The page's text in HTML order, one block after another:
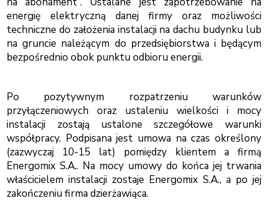
energię elektryczną danej firmy oraz możliwości
techniczne do założenia instalacji na dachu budynku lub
na gruncie należącym do przedsiębiorstwa i będącym
bezpośrednio obok punktu odbioru energii.
Po pozytywnym rozpatrzeniu warunków
przyłączeniowych oraz ustaleniu wielkości i mocy
instalacji zostają ustalone szczegółowe warunki
współpracy. Podpisana jest umowa na czas określony
(zazwyczaj 10-15 lat) pomiędzy klientem a firmą
Energomix S.A.. Na mocy umowy do końca jej trwania
właścicielem instalacji zostaje Energomix S.A., a po jej
zakończeniu firma dzierżawiąca.